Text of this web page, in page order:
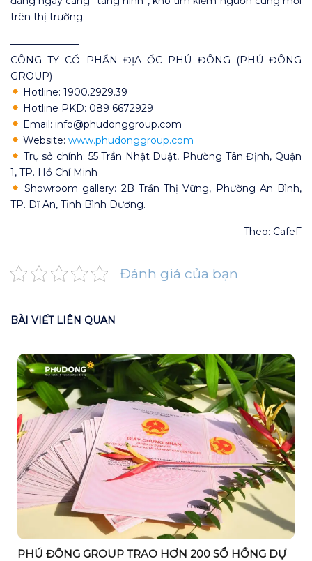
trên thị trường.
———————
CÔNG TY CỔ PHẦN ĐỊA ỐC PHÚ ĐÔNG (PHÚ ĐÔNG
GROUP)
Hotline: 1900.2929.39
Hotline PKD: 089 6672929
Email: info@phudonggroup.com
Website: www.phudonggroup.com
Trụ sở chính: 55 Trần Nhật Duật, Phường Tân Định, Quận
1, TP. Hồ Chí Minh
Showroom gallery: 2B Trần Thị Vững, Phường An Bình,
TP. Dĩ An, Tỉnh Bình Dương.
Theo: CafeF
Đánh giá của bạn
BÀI VIẾT LIÊN QUAN
PHÚ ĐÔNG GROUP TRAO HƠN 200 SỔ HỒNG DỰ